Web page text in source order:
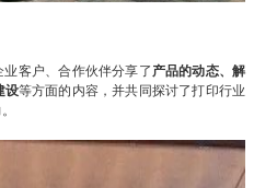
客户、合作伙伴分享了 产品的动态、解
设等方面的内容，并共同探讨了打印行业